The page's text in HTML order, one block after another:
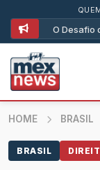
O Desafio
HOME BRASIL
BRASIL